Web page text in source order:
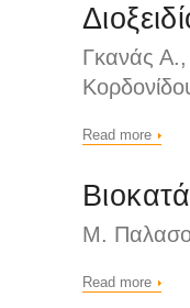
Γκανάς
Read more
Μ.
Read more